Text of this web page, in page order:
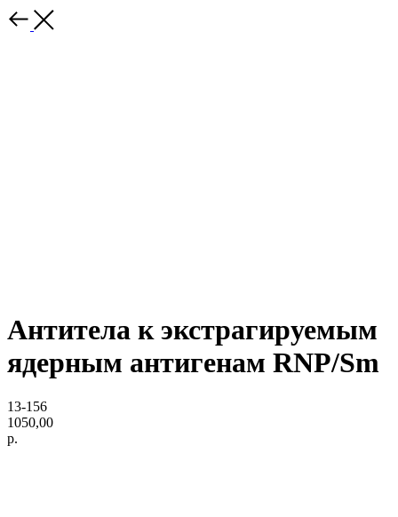
Антитела к экстрагируемым
ядерным антигенам RNP/Sm
13-156
1050,00
р.